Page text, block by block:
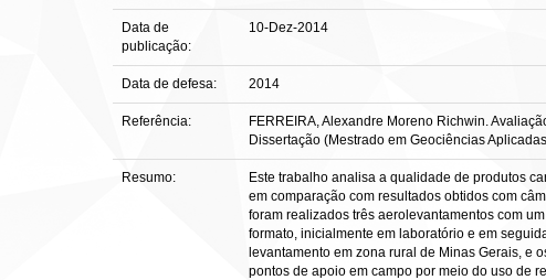
Data de
publicação:
10-Dez-2014
Data de defesa: 2014
Referência:
FERREIRA, Alexandre Moreno Richwin.
Dissertação (Mestrado em Geociências
Resumo:
Este trabalho analisa a qualidade de produtos
em comparação com resultados obtidos com
foram realizados três aerolevantamentos com
formato, inicialmente em laboratório e em
levantamento em zona rural de Minas Gerais, e
pontos de apoio em campo por meio do uso de